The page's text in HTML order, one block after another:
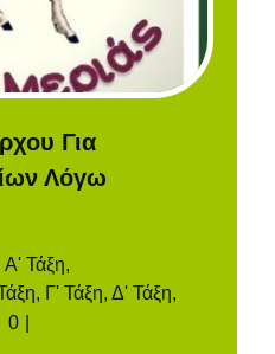
Για
Λόγω
Categories
Α' Τάξη,
, Γ' Τάξη,Δ' Τάξη,
Σχόλια
0